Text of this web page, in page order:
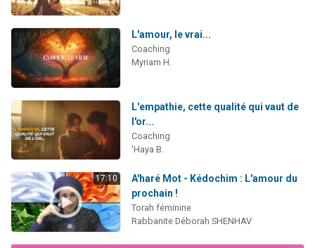
L'amour, le vrai...
Coaching
Myriam H.
L'empathie, cette qualité qui vaut de
l'or...
Coaching
'Haya B.
17:10
A'haré Mot - Kédochim : L'amour du
prochain !
Torah féminine
Rabbanite Déborah SHENHAV